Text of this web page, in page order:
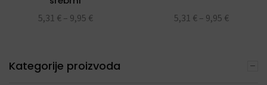
5,31 € – 9,95 € 5,31 € – 9,95 €
Kategorije proizvoda